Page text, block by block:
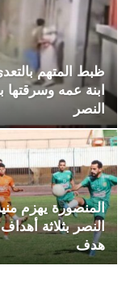
ظبط المتهم
ابنة عمه وسرقتها
النصر
المنصورة يهزم
النصر بثلاثة
هدف